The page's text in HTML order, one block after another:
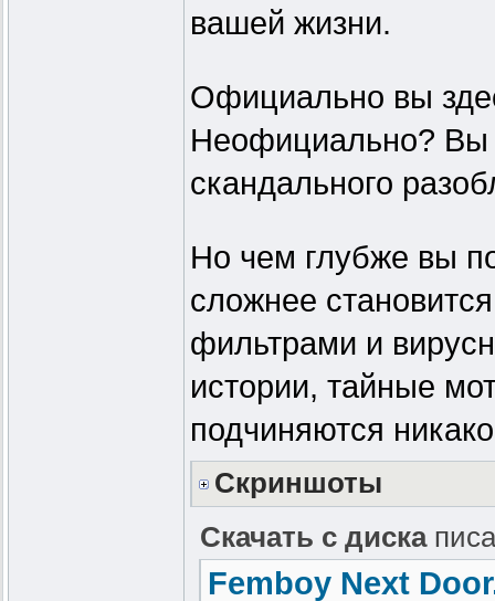
вашей жизни.
Официально вы
Неофициально? Вы
скандального
Но чем глубже вы
сложнее
фильтрами и
истории, тайные
подчиняются
Скриншоты
Скачать с диска
Femboy Next